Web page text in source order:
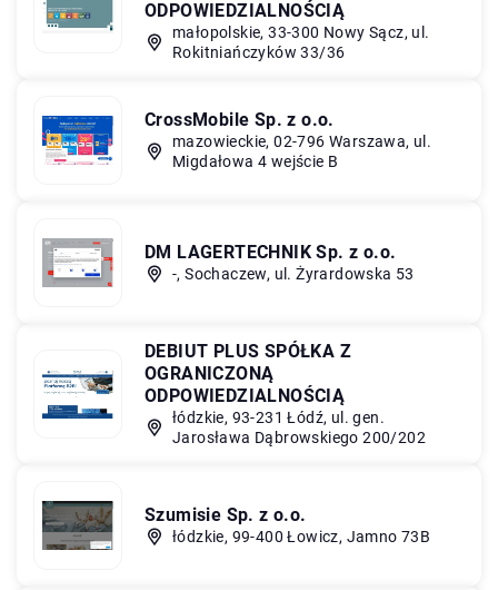
ODPOWIEDZIALNOŚCIĄ
małopolskie, 33-300 Nowy Sącz, ul.
Rokitniańczyków 33/36
CrossMobile Sp. z o.o.
mazowieckie, 02-796 Warszawa, ul.
Migdałowa 4 wejście B
DM LAGERTECHNIK Sp. z o.o.
-, Sochaczew, ul. Żyrardowska 53
DEBIUT PLUS SPÓŁKA Z
OGRANICZONĄ
ODPOWIEDZIALNOŚCIĄ
łódzkie, 93-231 Łódź, ul. gen.
Jarosława Dąbrowskiego 200/202
Szumisie Sp. z o.o.
łódzkie, 99-400 Łowicz, Jamno 73B